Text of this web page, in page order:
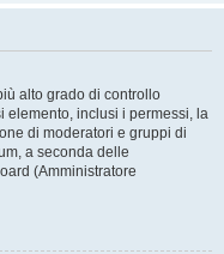
alto grado di controllo
elemento, inclusi i permessi, la
di moderatori e gruppi di
a seconda delle
(Amministratore